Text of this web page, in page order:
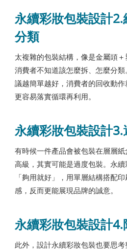
永續彩妝包裝設計2.
分類
太複雜的包裝結構，像是金屬頭
消費者不知道該怎麼拆、怎麼分
議越簡單越好，消費者的回收動
更容易落實循環再利用。
永續彩妝包裝設計
有時候一件產品會被包裝在層層
高級，其實可能是過度包裝。永
「夠用就好」，用單層結構搭配
感，反而更能展現品牌的誠意。
永續彩妝包裝設計
此外，設計永續彩妝包裝也要思